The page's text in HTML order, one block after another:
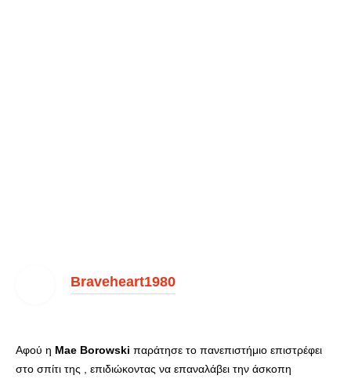
Braveheart1980
Αφού η Mae Borowski παράτησε το πανεπιστήμιο επιστρέφει
στο σπίτι της , επιδιώκοντας να επαναλάβει την άσκοπη